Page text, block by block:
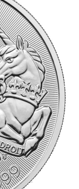
платины на 2026 год